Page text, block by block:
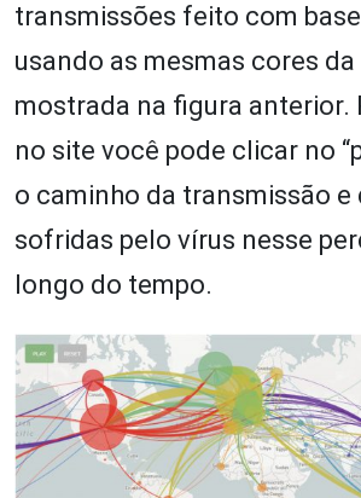
transmissões feito com
usando as mesmas cores
mostrada na figura anterior.
no site você pode clicar no
o caminho da transmissão e
sofridas pelo vírus nesse
longo do tempo.